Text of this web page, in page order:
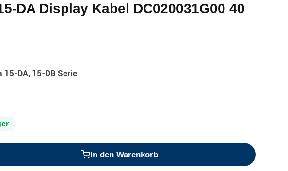
DA Display Kabel DC020031G00 40
15-DA, 15-DB Serie
In den Warenkorb